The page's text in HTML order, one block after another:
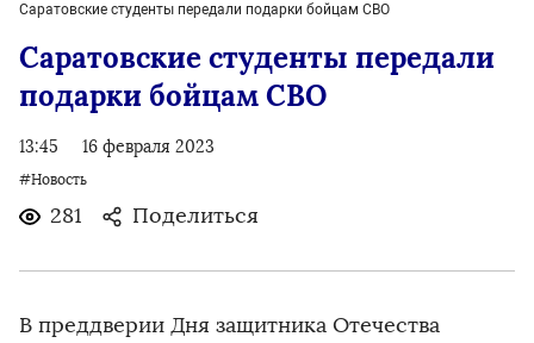
Саратовские студенты передали подарки бойцам СВО
Саратовские студенты передали
подарки бойцам СВО
13:45 16 февраля 2023
#Новость
281 Поделиться
В преддверии Дня защитника Отечества